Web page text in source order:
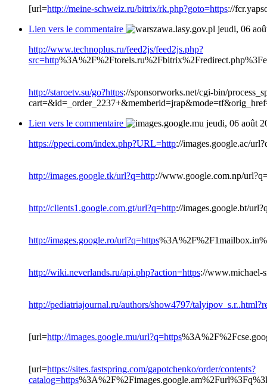
[url=http://meine-schweiz.ru/bitrix/rk.php?goto=https://
Lien vers le commentaire
jeudi, 06
http://www.technoplus.ru/feed2js/feed2js.php?
src=http
http://staroetv.su/go?https://sponsorworks.net/cgi-bin/
Lien vers le commentaire
jeudi, 06 août
https://ppeci.com/index.php?URL=http://images.google.ac/
http://images.google.tk/url?q=http://www.google.com.np/
http://clients1.google.com.gt/url?q=http://images.google.bt/
http://images.google.ro/url?q=https
http://wiki.neverlands.ru/api.php?action=https://www.michael-
http://pediatriajournal.ru/authors/show4797/
[url=http://images.google.mu/url?q=https
[url=https://sites.fastspring.com/gapotchenko/order/contents?
catalog=https